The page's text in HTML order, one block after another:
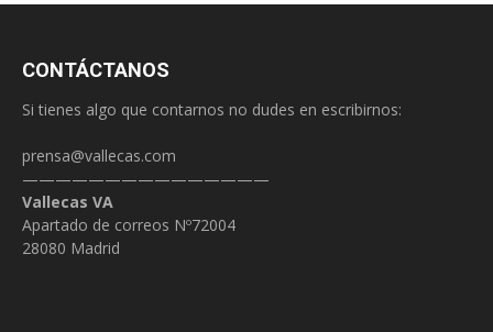
CONTÁCTANOS
Si tienes algo que contarnos no dudes en escribirnos:
prensa@vallecas.com
———————————————
Vallecas VA
Apartado de correos Nº72004
28080 Madrid